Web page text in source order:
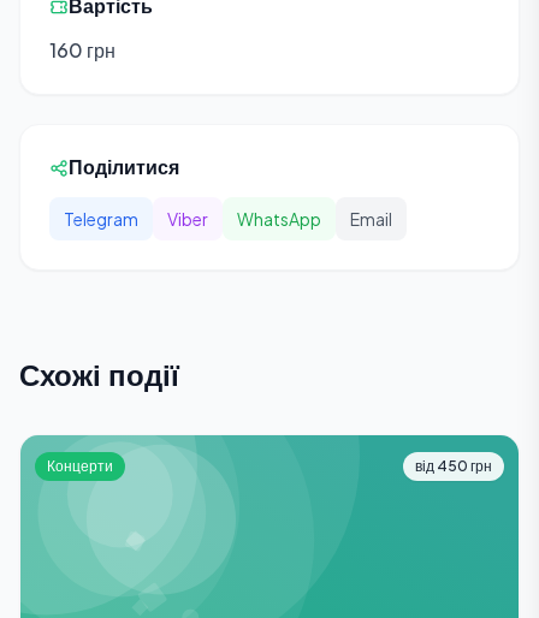
Вартість
160 грн
Поділитися
Telegram Viber WhatsApp Email
Схожі події
Концерти від 450 грн